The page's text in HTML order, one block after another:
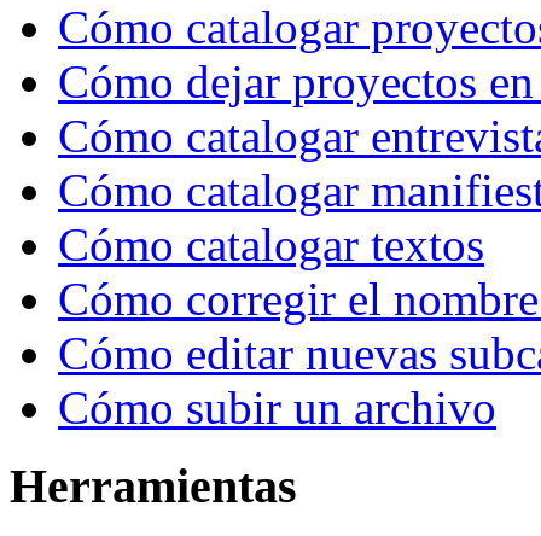
Cómo catalogar
Cómo dejar proyectos en
Cómo catalogar
Cómo catalogar
Cómo catalogar textos
Cómo corregir el
Cómo editar nuevas
Cómo subir un archivo
Herramientas